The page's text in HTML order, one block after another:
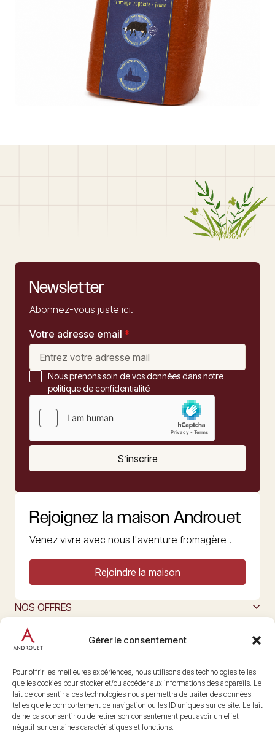
Gérer le consentement
Pour offrir les meilleures expériences, nous utilisons des technologies telles
que les cookies pour stocker et/ou accéder aux informations des appareils. Le
fait de consentir à ces technologies nous permettra de traiter des données
telles que le comportement de navigation ou les ID uniques sur ce site. Le fait
de ne pas consentir ou de retirer son consentement peut avoir un effet
négatif sur certaines caractéristiques et fonctions.
Newsletter
Abonnez-vous juste ici.
Votre adresse email *
Nous prenons soin de vos données dans notre
politique de confidentialité
S’inscrire
Rejoignez la maison Androuet
Venez vivre avec nous l'aventure fromagère !
Rejoindre la maison
NOS OFFRES
L’ART DU FROMAGE
Nous suivre
@maisonandrouet
Copyright © 2026 Androuet
Site parMake the Grade